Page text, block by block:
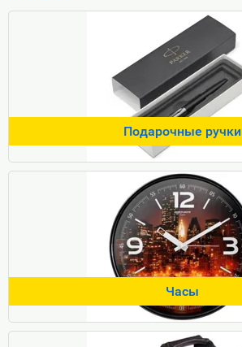
Подарочные ручки
Часы